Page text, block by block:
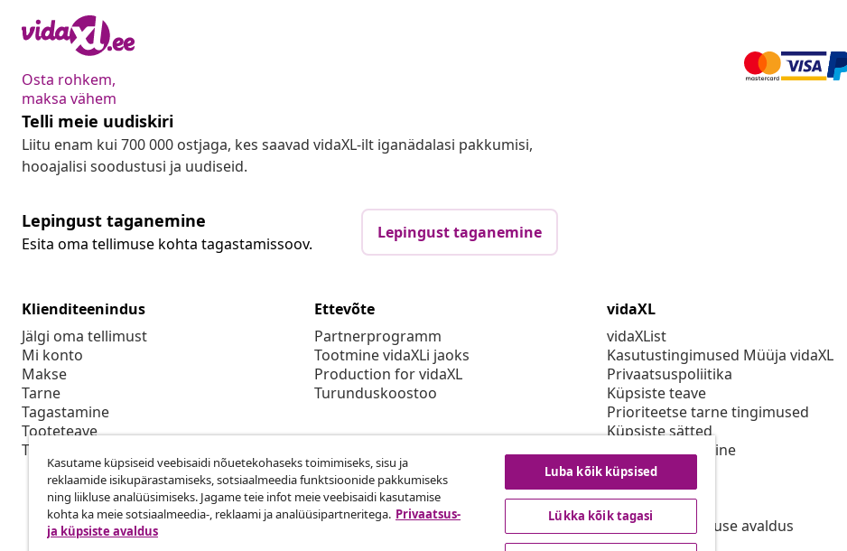
Osta rohkem,
maksa vähem
Telli meie uudiskiri
Liitu enam kui 700 000 ostjaga, kes saavad vidaXL-ilt iganädalasi pakkumisi,
hooajalisi soodustusi ja uudiseid.
Lepingust taganemine
Esita oma tellimuse kohta tagastamissoov.
Lepingust taganemine
Klienditeenindus
Jälgi oma tellimust
Mi konto
Makse
Tarne
Tagastamine
Tooteteave
Tellimus
Ettevõte
Partnerprogramm
Tootmine vidaXLi jaoks
Production for vidaXL
Turunduskoostoo
vidaXL
vidaXList
Kasutustingimused Müüja vidaXL
Privaatsuspoliitika
Küpsiste teave
Prioriteetse tarne tingimused
Küpsiste sätted
vidaXLis töötamine
Turvalisus
Eli vastutav isik
EPR poliitika
Juurdepääsetavuse avaldus
Kasutame küpsiseid veebisaidi nõuetekohaseks toimimiseks, sisu ja
reklaamide isikupärastamiseks, sotsiaalmeedia funktsioonide pakkumiseks
ning liikluse analüüsimiseks. Jagame teie infot meie veebisaidi kasutamise
kohta ka meie sotsiaalmeedia-, reklaami ja analüüsipartneritega. Privaatsus-
ja küpsiste avaldus
Luba kõik küpsised
Lükka kõik tagasi